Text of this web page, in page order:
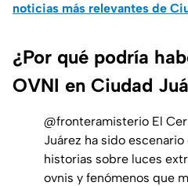
noticias más relevantes de
¿Por qué podría
OVNI en Ciudad
@fronteramisterio El
Juárez ha sido
historias sobre luces
ovnis y fenómenos que